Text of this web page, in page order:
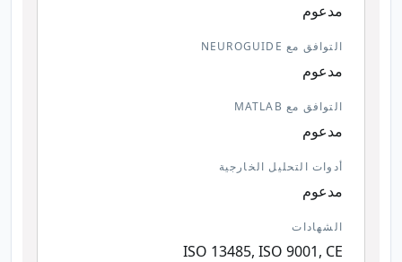
مدعوم
التوافق مع NEUROGUIDE
مدعوم
التوافق مع MATLAB
مدعوم
أدوات التحليل الخارجية
مدعوم
الشهادات
ISO 13485, ISO 9001, CE